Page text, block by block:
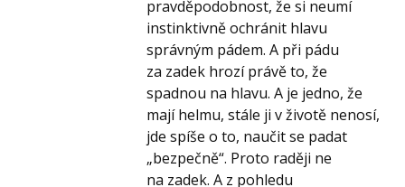
pravděpodobnost, že si neumí
instinktivně ochránit hlavu
správným pádem. A při pádu
za zadek hrozí právě to, že
spadnou na hlavu. A je jedno, že
mají helmu, stále ji v životě nenosí,
jde spíše o to, naučit se padat
„bezpečně“. Proto raději ne
na zadek. A z pohledu